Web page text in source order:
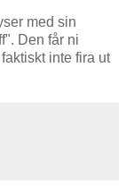
med sin
Den får ni
inte fira ut